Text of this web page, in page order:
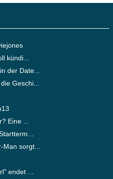
kündi...
der Date...
Geschi...
Eine ...
sorgt...
endet ...